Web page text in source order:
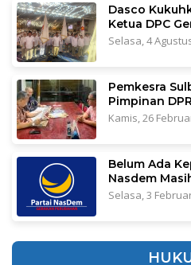
Dasco
Ketua DPC
Selasa, 4
Pemkesra
Pimpinan
Kamis, 26
Belum Ada
Nasdem
Selasa, 3